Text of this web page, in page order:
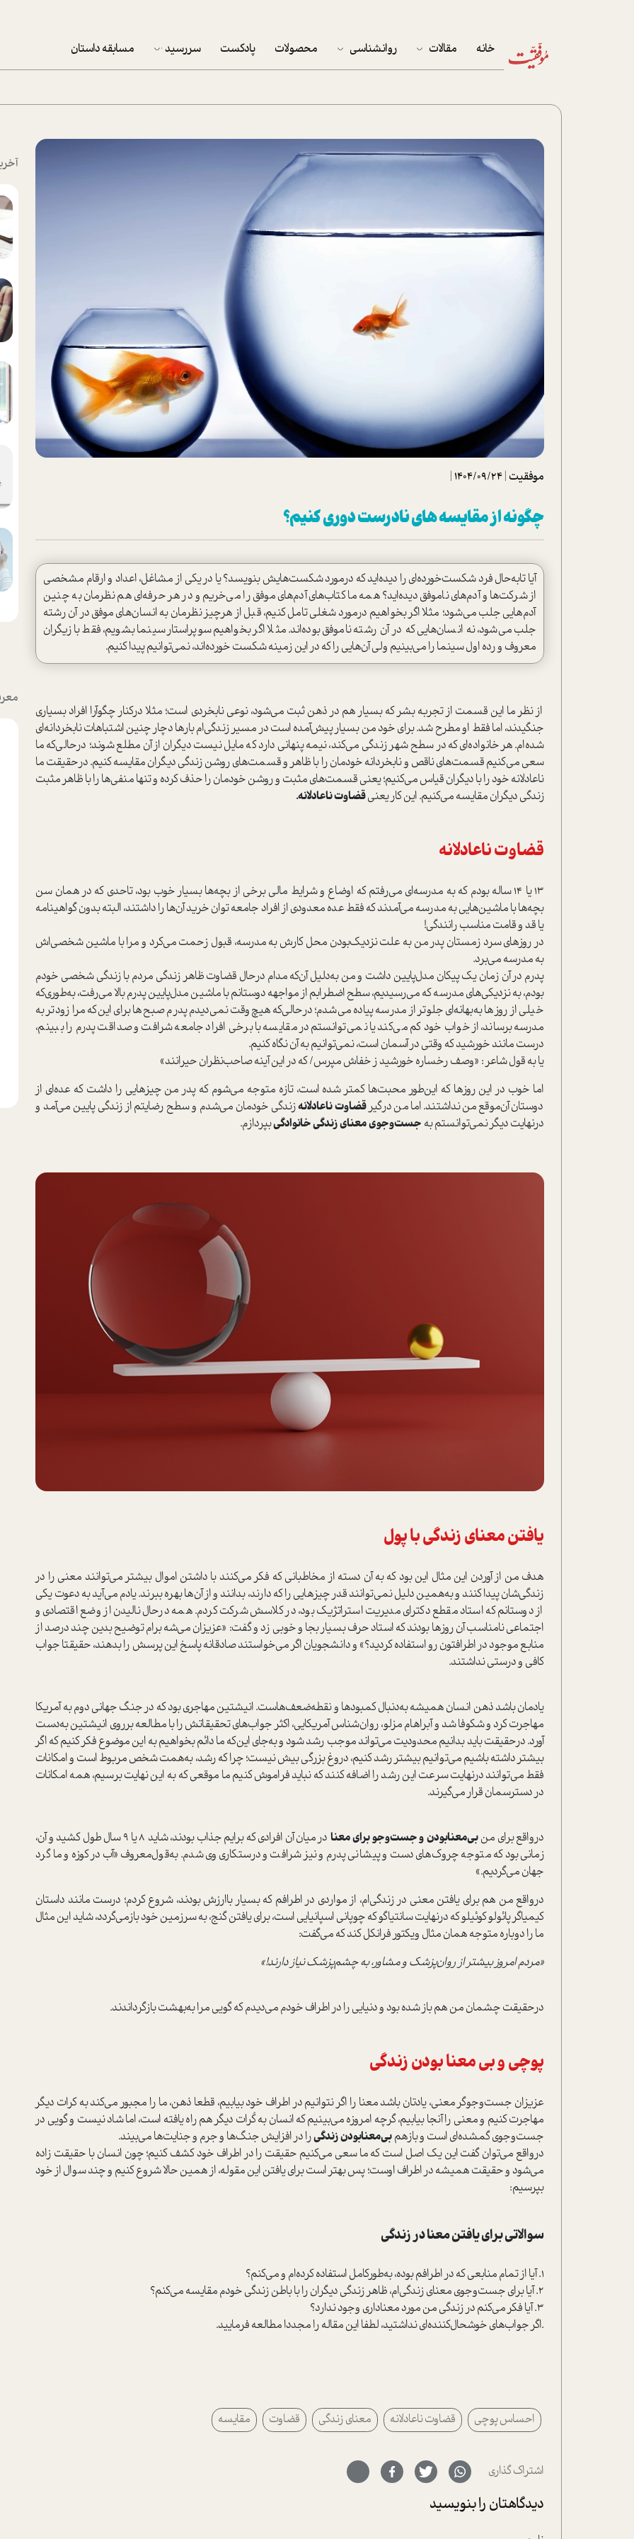
خانه مقالات
پرونده ویژه
تحلیل فیلم
روانشناسی محصولات پادکست سررسید مسابقه داستان
موفقیت |
1404/09/24
|
چگونه از مقایسه های نادرست دوری کنیم؟
آيا تابه‌حال فرد شکست‌خورده‌ای را دیده‌اید که درمورد شکست‌هایش بنویسد؟ یا در یکی از مشاغل، اعداد و ارقام مشخصی
از شرکت‌ها و آدم‌های ناموفق دیده‌اید؟ همه ما کتاب‌های آدم‌های موفق را می‌خریم و در هر حرفه‌ای هم نظرمان به چنین
آدم‌هایی جلب می‌شود؛ مثلا اگر بخواهیم درمورد شغلی تامل کنیم، قبل از هرچیز نظرمان به انسان‌های موفق در آن رشته
جلب می‌شود، نه انسان‌هایی که در آن رشته ناموفق بوده‌اند. مثلا اگر بخواهیم سوپرا‌ستار سینما بشویم، فقط بازیگران
معروف و رده اول سینما را می‌بینیم ولی آن‌هایی را که در این زمینه شکست خورده‌اند، نمی‌توانیم پیدا کنیم.
از نظر ما این قسمت از تجربه بشر که بسیار هم در ذهن ثبت می‌شود، نوعی نابخردی ا‌ست؛ مثلا در‌کنار چگوآرا افراد بسیاری
جنگیدند، اما فقط او مطرح شد. برای خود من بسیار پیش‌آمده ا‌ست در مسیر زندگی‌ام بارها دچار چنین اشتباهات نابخردانه‌ای
شده‌ام. هر خانواده‌ای که در سطح شهر زندگی می‌کند، نیمه پنهانی دارد که مایل نیست دیگران از آن مطلع شوند؛ در‌حالی‌که ما
سعی می‌کنیم قسمت‌های ناقص و نابخردانه خودمان را با ظاهر و قسمت‌های روشن زندگی دیگران مقایسه کنیم. در‌حقیقت ما
ناعادلانه خود را با دیگران قیاس می‌کنیم؛ یعنی قسمت‌های مثبت و روشن خودمان را حذف کرده و تنها منفي‌ها را با ظاهر مثبت
زندگی دیگران مقایسه می‌کنیم. این کار یعنیقضاوت ناعادلانه.
قضاوت ناعادلانه
13 یا 14 ساله بودم که به مدرسه‌ای می‌رفتم که اوضاع و شرایط مالی برخی از بچه‌ها بسیار خوب بود، تاحدی که در همان سن
بچه‌ها با ماشین‌هایی به مدرسه می‌آمدند که فقط عده معدودی از افراد جامعه توان خرید آن‌ها را داشتند، البته بدون گواهینامه
یا قد و قامت مناسب رانندگی!
در روزهای سرد زمستان پدر من به علت نزدیک‌بودن محل کارش به مدرسه، قبول زحمت می‌کرد و مرا با ماشین شخصی‌اش
به مدرسه می‌برد.
پدرم در آن زمان یک پیکان مدل‌پایین داشت و من به‌دلیل آن‌که مدام در‌حال قضاوت ظاهر زندگی مردم با زندگی شخصی خودم
بودم، به نزدیکی‌های مدرسه که می‌رسیدیم، سطح اضطرابم از مواجهه دوستانم با ماشین مدل‌پایین پدرم بالا می‌رفت، به‌طوری‌که
خیلی از روزها به‌بهانه‌اي جلوتر از مدرسه پیاده می‌شدم؛ در‌حالی‌که هیچ‌وقت نمی‌دیدم پدرم صبح‌ها برای این‌که مرا زودتر به
مدرسه برساند، از خواب خود کم می‌کند یا نمي‌توانستم در مقایسه با برخی افراد جامعه شرافت و صداقت پدرم را ببینم،
درست مانند خورشید که وقتی در آسمان ا‌ست، نمی‌توانیم به آن نگاه کنیم.
یا به قول شاعر : «وصف رخساره خورشید ز خفاش مپرس/ که در این آینه صاحب‌نظران حیرانند»
اما خوب در این روزها که این‌طور محبت‌ها کمتر شده ا‌ست، تازه متوجه می‌شوم که پدر من چیزهایی را داشت که عده‌ای از
دوستان آن‌موقع من نداشتند. اما من درگیرقضاوت ناعادلانهزندگی خودمان می‌شدم و سطح رضایتم از زندگی پایین می‌آمد و
در‌نهایت دیگر نمی‌توانستم به جست‌وجوی معنای زندگی خانوادگیبپردازم.
یافتن معنای زندگی با پول
هدف من از آوردن این مثال این بود که به آن دسته از مخاطبانی که فکر می‌کنند با داشتن اموال بیشتر می‌توانند معنی را در
زندگی‌شان پیدا کنند و به‌همین دلیل نمی‌توانند قدر چیزهایی را که دارند‌، بدانند و از آن‌ها بهره ببرند. یادم می‌آید به دعوت یکی
از دوستانم که ا‌ستاد مقطع دکترای مدیریت ا‌ستراتژیک بود، در کلاسش شرکت کردم. همه در‌حال نالیدن از وضع اقتصادی و
اجتماعی نامناسب آن روزها بودند که ا‌ستاد حرف بسیار بجا و خوبی زد و گفت‌: «عزیزان می‌شه برام توضیح بدین چند درصد از
منابع موجود در اطرافتون رو ا‌ستفاده کردید؟» و دانشجویان اگر می‌خوا‌ستند صادقانه پاسخ این پرسش را بدهند، حقیقتا جواب
کافی و درستی نداشتند.
یادمان باشد ذهن انسان همیشه به‌دنبال کمبودها و نقطه‌ضعف‌ها‌ست. انیشتین مهاجری بود که در جنگ جهانی دوم به آمریکا
مهاجرت کرد و شکوفا شد و آبراهام مزلو، روان‌شناس آمریکایی، اکثر جواب‌های تحقیقاتش را با مطالعه برروی انیشتین به‌دست
آورد. در‌حقیقت باید بدانیم محدودیت می‌تواند موجب رشد شود و به‌جای این‌که ما دائم بخواهیم به این موضوع فکر کنیم که اگر
بیشتر داشته باشیم می‌توانیم بیشتر رشد کنیم، دروغ بزرگی بیش نیست؛ چرا‌ که رشد، به‌همت شخص مربوط ا‌ست و امکانات
فقط می‌توانند در‌نهایت سرعت این رشد را اضافه کنند که نباید فراموش کنیم ما موقعی که به این نهایت برسیم، همه امکانات
در دسترسمان قرار می‌گیرند.
در‌واقع برای منبی‌معنابودن و جست‌وجو برای معنا
در میان آن افرادی که برایم جذاب بودند، شاید 8 یا 9 سال طول کشید و آن‌،
زمانی بود که متوجه چروک‌های دست و پیشانی پدرم و نیز شرافت و درستکاری وی شدم. به‌قول‌معروف «آب در کوزه و ما گرد
جهان می‌گردیم.»
در‌واقع من هم برای یافتن معنی در زندگی‌ام، از مواردی در اطرافم که بسیار باارزش بودند، شروع کردم؛ درست مانند دا‌ستان
کیمیاگر پائولو کوئیلو که در‌نهایت سانتیاگو که چوپانی اسپانیایی ا‌ست، برای یافتن گنج، به سرزمین خود بازمی‌گردد، شاید این مثال
ما را دوباره متوجه همان مثال ویکتور فرانکل کند که می‌گفت‌:
«مردم امروز بیشتر از روان‌پزشک و مشاور، به چشم‌پزشک نیاز دارند!»
در‌حقیقت چشمان من هم باز شده بود و دنیایی را در اطراف خودم می‌دیدم که گویی مرا به‌بهشت بازگرداندند.
پوچی و بی معنا بودن زندگی
عزیزان ‌جست‌وجوگر معنی، یادتان باشد معنا را اگر نتوانیم در اطراف خود بیابیم، قطعا ذهن، ما را مجبور می‌کند به کرات دیگر
مهاجرت کنیم و معنی را آنجا بیابیم، گرچه امروزه می‌بینیم که انسان به کُرات دیگر هم راه یافته ا‌ست، اما شاد نیست و گویی در
جست‌وجوی گمشده‌ای ا‌ست و بازهمبی‌معنابودن زندگیرا در افزایش جنگ‌ها و جرم و جنایت‌ها می‌بیند.
در‌واقع می‌توان گفت این یک اصل ا‌ست که ما سعی می‌کنیم حقیقت را در اطراف خود کشف کنیم؛ چون انسان با حقیقت زاده
می‌شود و حقیقت همیشه در اطراف اوست؛ پس بهتر ا‌ست برای یافتن این مقوله، از همین حالا شروع کنیم و چند سوال از خود
بپرسیم:
سوالاتی برای یافتن معنا در زندگی
1. آیا از تمام منابعی که در اطرافم بوده، به‌طورکامل ا‌ستفاده کرده‌ام و می‌کنم؟
2. آیا برای جست‌وجوی معنای زندگی‌ام، ظاهر زندگی دیگران را با باطن زندگی خودم مقایسه می‌کنم؟
3. آیا فکر می‌کنم در زندگی‌ من مورد معناداری وجود ندارد؟
.اگر جواب‌های خوشحال‌کننده‌ای نداشتید، لطفا این مقاله را مجددا مطالعه فرماييد.
احساس پوچی قضاوت ناعادلانه معنای زندگی قضاوت مقایسه
اشتراک گذاری
دیدگاهتان را بنویسید